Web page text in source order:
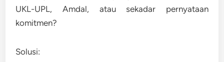
UKL-UPL, Amdal, atau sekadar pernyataan
komitmen?
Solusi: